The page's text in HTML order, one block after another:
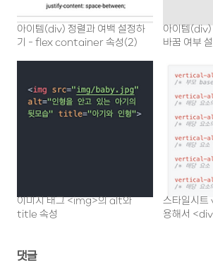
아이템(div) 정렬과 여백 설정하
기 - flex container 속성(2)
아이템(div)
바꿈 여부
이미지 태그 <img>의 alt와
title 속성
스타일시
용해서
댓글